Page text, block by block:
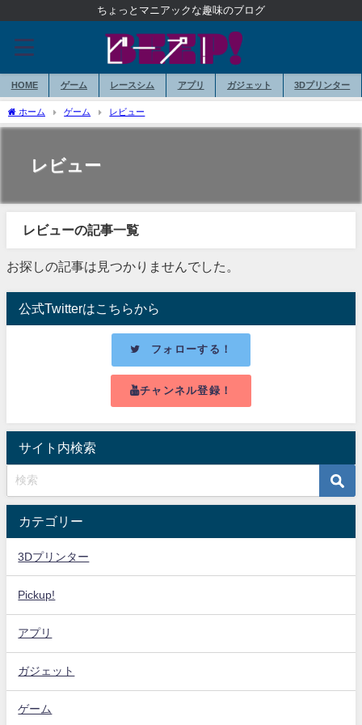
ちょっとマニアックな趣味のブログ
HOME ゲーム レースシム アプリ ガジェット 3Dプリンター
ホーム ゲーム レビュー
レビュー
レビューの記事一覧
お探しの記事は見つかりませんでした。
公式Twitterはこちらから
フォローする！
チャンネル登録！
サイト内検索
カテゴリー
3Dプリンター
Pickup!
アプリ
ガジェット
ゲーム